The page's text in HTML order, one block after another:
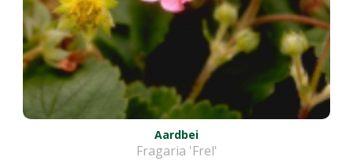
Aardbei
Fragaria 'Frel'